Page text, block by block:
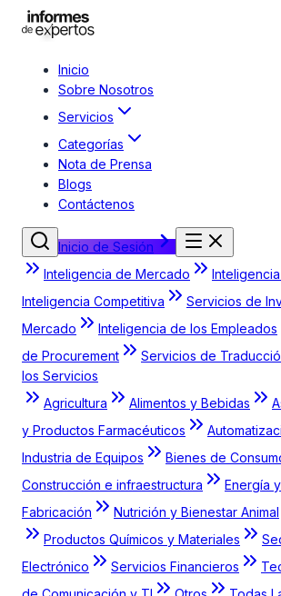
Inicio
Sobre Nosotros
Servicios
Categorías
Nota de Prensa
Blogs
Contáctenos
Inicio de Sesión
Inteligencia de Mercado
Inteligencia Competitiva
Servicios de
Mercado
Inteligencia de los Empleados
de Procurement
Servicios de
los Servicios
Agricultura
Alimentos y Bebidas
y Productos Farmacéuticos
Industria de Equipos
Bienes de
Construcción e infraestructura
Energía
Fabricación
Nutrición y Bienestar Animal
Productos Químicos y Materiales
Electrónico
Servicios Financieros